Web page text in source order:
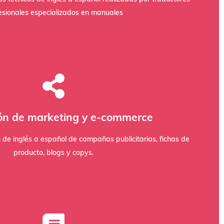
especializados en manuales
presentarse ante organismos públicos o tribunales, se exige
de marketing y e‑commerce
de inglés a español de campañas publicitarias, fichas de
producto, blogs y copys.
resultados, due diligence o presentaciones para inversores
de la jerga contable y de los estándares IFRS. Asignamos
la integridad de los datos y el formato original.